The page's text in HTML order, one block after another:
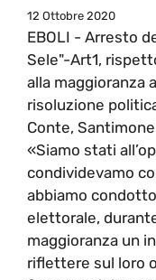
12 Ottobre 2020
EBOLI - Arresto
Sele"-Art1,
alla maggioranza
risoluzione
Conte,
«Siamo stati
condividevamo
abbiamo
elettorale,
maggioranza un
riflettere sul loro